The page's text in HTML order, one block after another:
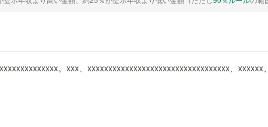
。xxx、xxxxxxxxxxxxxxxxxxxxxxxxxxxxxxxxxx、xxxxxx